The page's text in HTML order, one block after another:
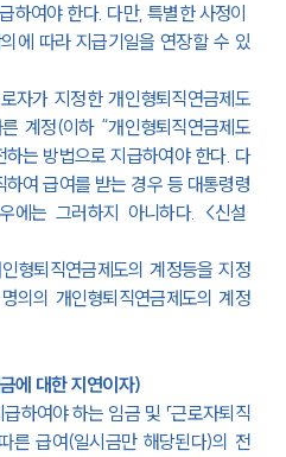
하여야 한다. 다만, 특별한 사정이
에 따라 지급기일을 연장할 수 있
자가 지정한 개인형퇴직연금제도
계정(이하 “개인형퇴직연금제도
는 방법으로 지급하여야 한다. 다
여 급여를 받는 경우 등 대통령령
에는 그러하지 아니하다. <신설
형퇴직연금제도의 계정등을 지정
의의 개인형퇴직연금제도의 계정
에 대한 지연이자)
급하여야 하는 임금 및 「근로자퇴직
른 급여(일시금만 해당된다)의 전